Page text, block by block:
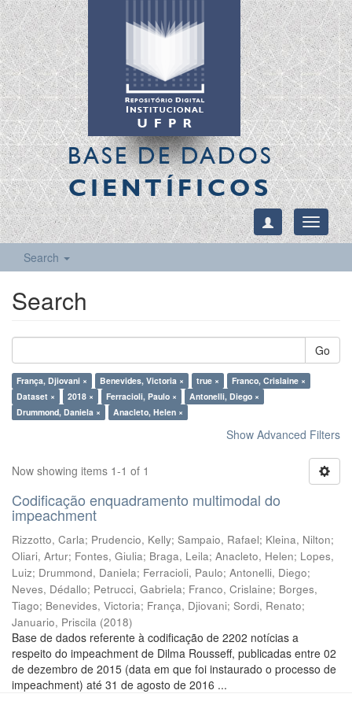
BASE DE DADOS
CIENTÍFICOS
Toggle
Search
Search
Go
França, Djiovani × Benevides, Victoria × true ×
Franco, Crislaine ×
Dataset ×
2018 × Ferracioli, Paulo ×
Antonelli, Diego ×
Drummond, Daniela ×
Anacleto, Helen ×
Show Advanced Filters
Now showing items 1-1 of 1
Codificação enquadramento multimodal do
impeachment
Rizzotto, Carla; Prudencio, Kelly; Sampaio, Rafael; Kleina, Nilton;
Oliari, Artur; Fontes, Giulia; Braga, Leila; Anacleto, Helen; Lopes,
Luiz; Drummond, Daniela; Ferracioli, Paulo; Antonelli, Diego;
Neves, Dédallo; Petrucci, Gabriela; Franco, Crislaine; Borges,
Tiago; Benevides, Victoria; França, Djiovani; Sordi, Renato;
Januario, Priscila (2018)
Base de dados referente à codificação de 2202 notícias a
respeito do impeachment de Dilma Rousseff, publicadas entre 02
de dezembro de 2015 (data em que foi instaurado o processo de
impeachment) até 31 de agosto de 2016 ...